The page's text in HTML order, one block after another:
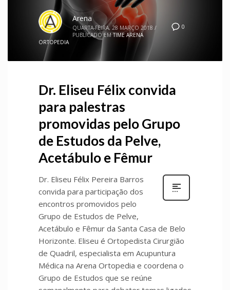
0
Arena
QUARTA-FEIRA, 28 MARÇO 2018 /
PUBLICADO EM TIME ARENA
ORTOPEDIA
Dr. Eliseu Félix convida
para palestras
promovidas pelo Grupo
de Estudos da Pelve,
Acetábulo e Fêmur
Dr. Eliseu Félix Pereira Barros
convida para participação dos
encontros promovidos pelo
Grupo de Estudos de Pelve,
Acetábulo e Fêmur da Santa Casa de Belo
Horizonte. Eliseu é Ortopedista Cirurgião
de Quadril, especialista em Acupuntura
Médica na Arena Ortopedia e coordena o
Grupo de Estudos que se reúne